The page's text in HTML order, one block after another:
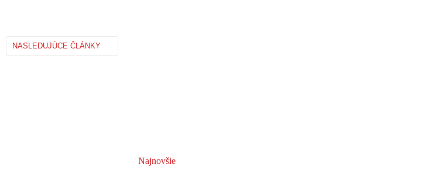
NASLEDUJÚCE ČLÁNKY
Najnovšie